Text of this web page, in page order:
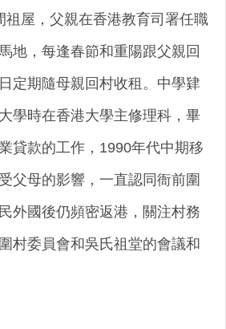
祖屋，父親在香港教育司署任職
地，每逢春節和重陽跟父親回
定期隨母親回村收租。中學肄
學時在香港大學主修理科，畢
貸款的工作，1990年代中期移
父母的影響，一直認同衙前圍
外國後仍頻密返港，關注村務
村委員會和吳氏祖堂的會議和